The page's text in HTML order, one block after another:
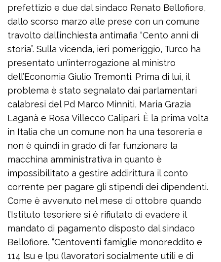
prefettizio e due dal sindaco Renato Bellofiore,
dallo scorso marzo alle prese con un comune
travolto dall’inchiesta antimafia “Cento anni di
storia”. Sulla vicenda, ieri pomeriggio, Turco ha
presentato un’interrogazione al ministro
dell’Economia Giulio Tremonti. Prima di lui, il
problema è stato segnalato dai parlamentari
calabresi del Pd Marco Minniti, Maria Grazia
Laganà e Rosa Villecco Calipari. È la prima volta
in Italia che un comune non ha una tesoreria e
non è quindi in grado di far funzionare la
macchina amministrativa in quanto è
impossibilitato a gestire addirittura il conto
corrente per pagare gli stipendi dei dipendenti.
Come è avvenuto nel mese di ottobre quando
l’Istituto tesoriere si è rifiutato di evadere il
mandato di pagamento disposto dal sindaco
Bellofiore. “Centoventi famiglie monoreddito e
114 lsu e lpu (lavoratori socialmente utili e di